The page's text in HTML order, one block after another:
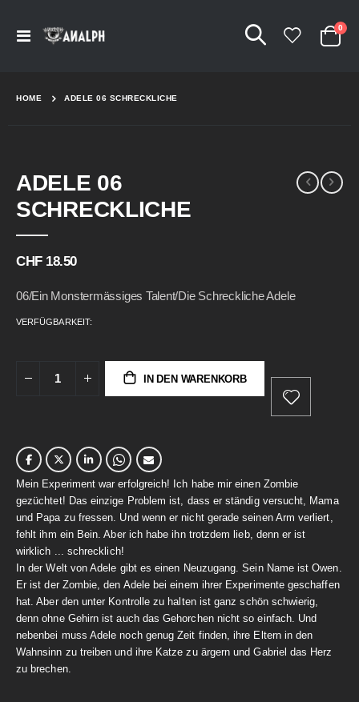
Navigation
Cart
0
HOME ADELE 06 SCHRECKLICHE
ADELE 06
SCHRECKLICHE
CHF 18.50
06/Ein Monstermässiges Talent/Die Schreckliche Adele
VERFÜGBARKEIT:
IN DEN WARENKORB
Mein Experiment war erfolgreich! Ich habe mir einen Zombie
gezüchtet! Das einzige Problem ist, dass er ständig versucht, Mama
und Papa zu fressen. Und wenn er nicht gerade seinen Arm verliert,
fehlt ihm ein Bein. Aber ich habe ihn trotzdem lieb, denn er ist
wirklich ... schrecklich!
In der Welt von Adele gibt es einen Neuzugang. Sein Name ist Owen.
Er ist der Zombie, den Adele bei einem ihrer Experimente geschaffen
hat. Aber den unter Kontrolle zu halten ist ganz schön schwierig,
denn ohne Gehirn ist auch das Gehorchen nicht so einfach. Und
nebenbei muss Adele noch genug Zeit finden, ihre Eltern in den
Wahnsinn zu treiben und ihre Katze zu ärgern und Gabriel das Herz
zu brechen.
to
the
end
images
to
the
beginning
images